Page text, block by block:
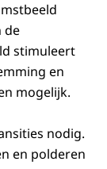
de
stimuleert
en
mogelijk.
nodig.
en polderen